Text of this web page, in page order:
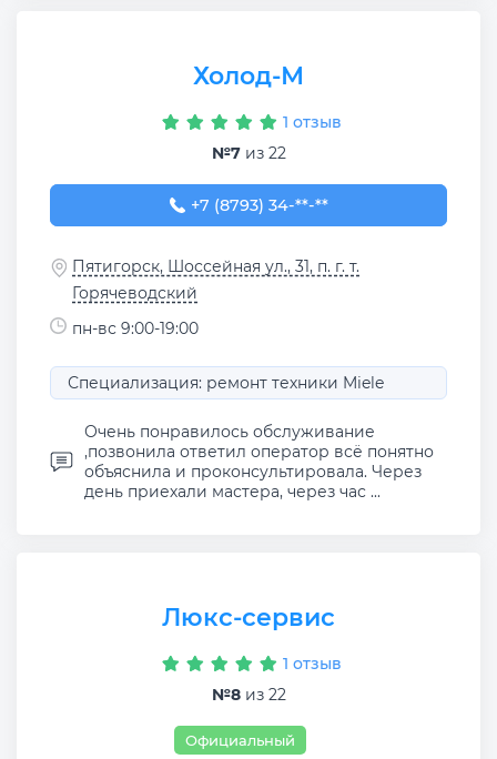
Холод-М
1 отзыв
№7из 22
+7 (8793) 34-08-07
+7 (8793) 34-**-**
Пятигорск, Шоссейная ул., 31, п. г. т.
Горячеводский
пн-вс 9:00-19:00
Специализация: ремонт техники Miele
Очень понравилось обслуживание
,позвонила ответил оператор всё понятно
объяснила и проконсультировала. Через
день приехали мастера, через час ...
Люкс-сервис
1 отзыв
№8из 22
Официальный